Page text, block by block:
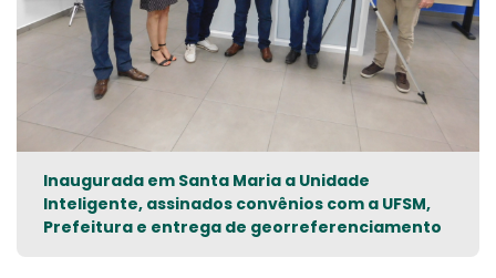
Inaugurada em Santa Maria a Unidade
Inteligente, assinados convênios com a UFSM,
Prefeitura e entrega de georreferenciamento